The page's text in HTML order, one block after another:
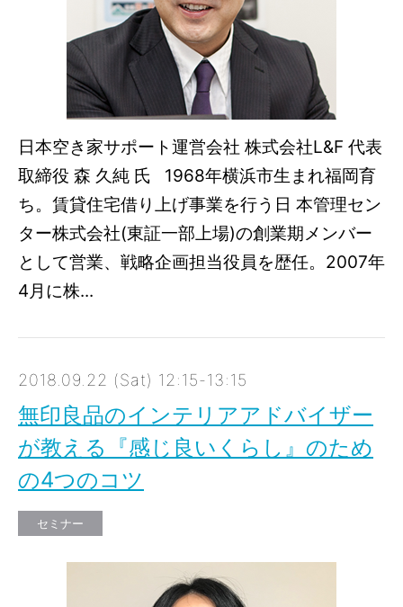
日本空き家サポート運営会社 株式会社L&F 代表
取締役 森 久純 氏 1968年横浜市生まれ福岡育
ち。賃貸住宅借り上げ事業を行う日 本管理セン
ター株式会社(東証一部上場)の創業期メンバー
として営業、戦略企画担当役員を歴任。2007年
4月に株...
2018.09.22 (Sat) 12:15-13:15
無印良品のインテリアアドバイザー
が教える『感じ良いくらし』のため
の4つのコツ
セミナー